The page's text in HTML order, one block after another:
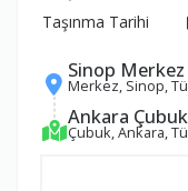
Taşınma Tarihi
Sinop Merkez
Merkez, Sinop,
Ankara Çubuk
Çubuk, Ankara,